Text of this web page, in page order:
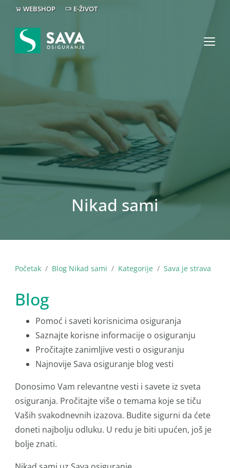
WEBSHOP E-ŽIVOT
Nikad sami
Početak Blog Nikad sami Kategorije Sava je strava
Blog
Pomoć i saveti korisnicima osiguranja
Saznajte korisne informacije o osiguranju
Pročitajte zanimljive vesti o osiguranju
Najnovije Sava osiguranje blog vesti
Donosimo Vam relevantne vesti i savete iz sveta
osiguranja. Pročitajte više o temama koje se tiču
Vaših svakodnevnih izazova. Budite sigurni da ćete
doneti najbolju odluku. U redu je biti upućen, još je
bolje znati.